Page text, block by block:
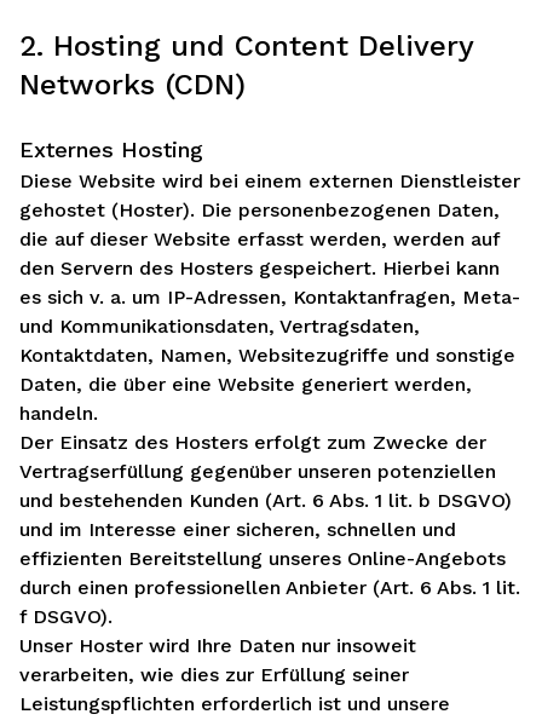
2. Hosting und Content Delivery
Networks (CDN)
Externes Hosting
Diese Website wird bei einem externen Dienstleister
gehostet (Hoster). Die personenbezogenen Daten,
die auf dieser Website erfasst werden, werden auf
den Servern des Hosters gespeichert. Hierbei kann
es sich v. a. um IP-Adressen, Kontaktanfragen, Meta-
und Kommunikationsdaten, Vertragsdaten,
Kontaktdaten, Namen, Websitezugriffe und sonstige
Daten, die über eine Website generiert werden,
handeln.
Der Einsatz des Hosters erfolgt zum Zwecke der
Vertragserfüllung gegenüber unseren potenziellen
und bestehenden Kunden (Art. 6 Abs. 1 lit. b DSGVO)
und im Interesse einer sicheren, schnellen und
effizienten Bereitstellung unseres Online-Angebots
durch einen professionellen Anbieter (Art. 6 Abs. 1 lit.
f DSGVO).
Unser Hoster wird Ihre Daten nur insoweit
verarbeiten, wie dies zur Erfüllung seiner
Leistungspflichten erforderlich ist und unsere